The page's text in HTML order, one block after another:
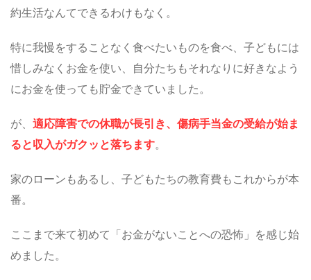
約生活なんてできるわけもなく。
特に我慢をすることなく食べたいものを食べ、子どもには
惜しみなくお金を使い、自分たちもそれなりに好きなよう
にお金を使っても貯金できていました。
が、 適応障害での休職が長引き、傷病手当金の受給が始ま
ると収入がガクッと落ちます。
家のローンもあるし、子どもたちの教育費もこれからが本
番。
ここまで来て初めて「お金がないことへの恐怖」を感じ始
めました。